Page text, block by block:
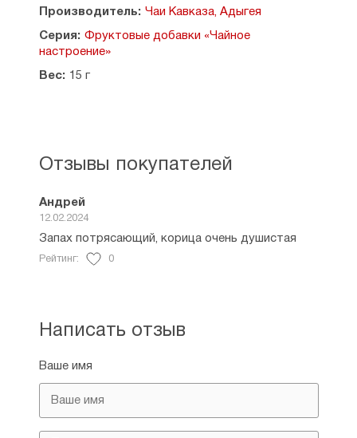
Пропорции набора рассчитаны на 1 л готового
в зависимости от предпочтений.
Производитель: Чаи Кавказа, Адыгея
Серия: Фруктовые добавки «Чайное
настроение»
Вес: 15 г
Написать отзыв
Ваше имя
Отзывы покупателей
Андрей
12.02.2024
Запах потрясающий, корица очень душистая
Рейтинг: 0